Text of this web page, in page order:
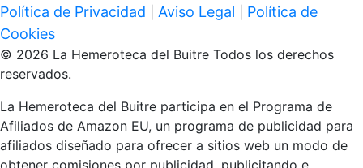
Política de Privacidad Aviso Legal
Política de
Cookies
© 2026 La Hemeroteca del Buitre Todos los derechos
reservados.
La Hemeroteca del Buitre participa en el Programa de
Afiliados de Amazon EU, un programa de publicidad para
afiliados diseñado para ofrecer a sitios web un modo de
obtener comisiones por publicidad, publicitando e